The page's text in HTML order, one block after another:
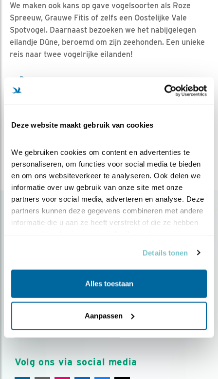
Deze website maakt gebruik van cookies
We gebruiken cookies om content en advertenties te
personaliseren, om functies voor social media te bieden
en om ons websiteverkeer te analyseren. Ook delen we
informatie over uw gebruik van onze site met onze
partners voor social media, adverteren en analyse. Deze
partners kunnen deze gegevens combineren met andere
informatie die u aan ze heeft verstrekt of die ze hebben
Details tonen
Alles toestaan
Aanpassen
We maken ook kans op gave vogelsoorten als Roze
Spreeuw, Grauwe Fitis of zelfs een Oostelijke Vale
Spotvogel. Daarnaast bezoeken we het nabijgelegen
eilandje Düne, beroemd om zijn zeehonden. Een unieke
reis naar twee vogelrijke eilanden!
Duur
6 dagen
Reisorganisatie
GA NAAR DE WEBSITE
Toon alle activiteiten
Op de hoogte blijven?
Meld je aan en ontvang nieuws, inspiratie, acties en tips
over vogels en activiteiten van Vogelbescherming.
AANMELDEN VOGELNIEUWS
Volg ons via social media